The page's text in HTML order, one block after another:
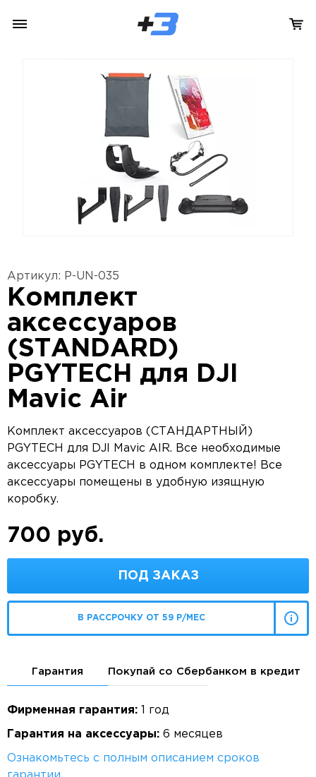
Артикул: P-UN-035
Комплект
аксессуаров
(STANDARD)
PGYTECH для DJI
Mavic Air
Комплект аксессуаров (СТАНДАРТНЫЙ)
PGYTECH для DJI Mavic AIR. Все необходимые
аксессуары PGYTECH в одном комплекте! Все
аксессуары помещены в удобную изящную
коробку.
700 руб.
ПОД ЗАКАЗ
В РАССРОЧКУ ОТ 59 Р/МЕС
Гарантия Покупай со Сбербанком в кредит
Фирменная гарантия: 1 год
Гарантия на аксессуары: 6 месяцев
Ознакомьтесь с полным описанием сроков